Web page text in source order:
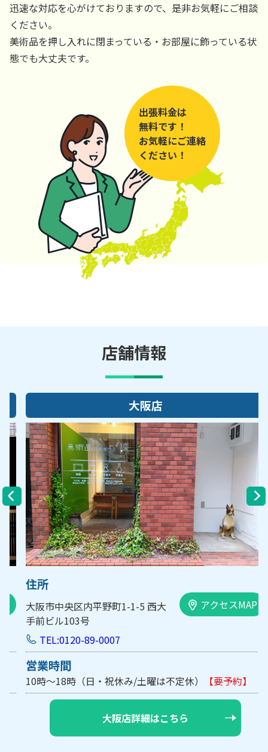
迅速な対応を心がけておりますので、是非お気軽にご相談
ください。
美術品を押し入れに閉まっている・お部屋に飾っている状
態でも大丈夫です。
出張料金は
無料です！
お気軽にご連絡
ください！
店舗情報
大阪店
住所
大阪市中央区内平野町1-1-5 西大
手前ビル103号
アクセスMAP
TEL:0120-89-0007
営業時間
10時～18時（日・祝休み/土曜は不定休）【要予約】
大阪店詳細はこちら